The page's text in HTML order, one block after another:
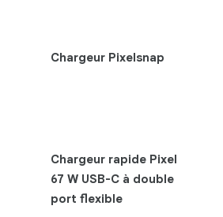
Chargeur Pixelsnap
Chargeur rapide Pixel
67 W USB-C à double
port flexible